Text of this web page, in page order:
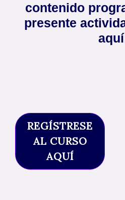
contenido
presente
REGÍSTRESE
AL CURSO
AQUÍ